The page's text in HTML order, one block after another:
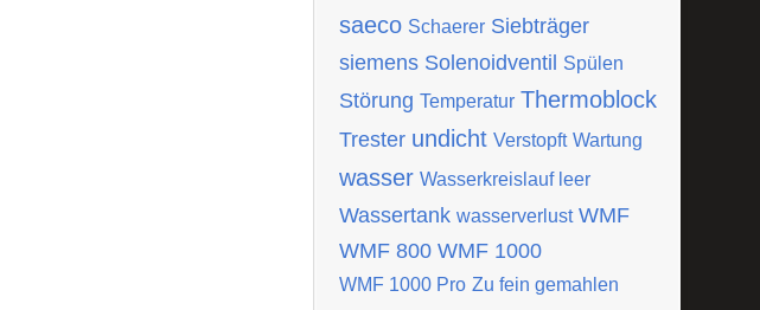
saeco Schaerer Siebträger
siemens Solenoidventil Spülen
Störung Temperatur Thermoblock
Trester undicht Verstopft Wartung
wasser Wasserkreislauf leer
Wassertank wasserverlust WMF
WMF 800 WMF 1000
WMF 1000 Pro Zu fein gemahlen